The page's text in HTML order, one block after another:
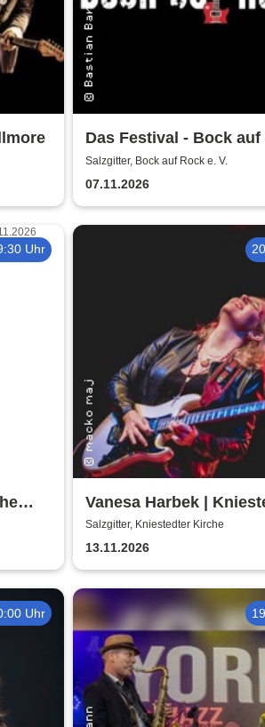
Das Festival - Bock auf
gemeinnütziger e. V.
Salzgitter, Bock auf Rock e. V.
07.11.2026
Uhr
Vanesa Harbek | Kniestedter
Kirche
Salzgitter, Kniestedter Kirche
13.11.2026
Uhr